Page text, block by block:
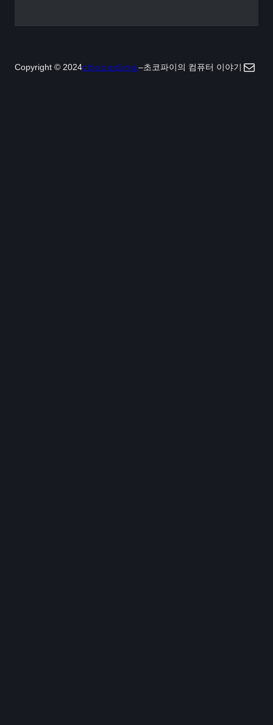
Copyright © 2024chocoding –초코파이의 컴퓨터 이야기 Mail